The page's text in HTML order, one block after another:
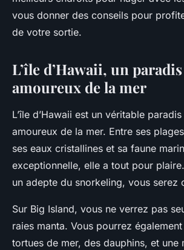
vous donner des conseils pour
de votre sortie.
L’île d’Hawaii, un
amoureux de la mer
L’île d’Hawaii est un véritable
amoureux de la mer. Entre ses
ses eaux cristallines et sa faune
exceptionnelle, elle a tout pour
un adepte du snorkeling, vous serez
Sur Big Island, vous ne verrez pas
raies manta. Vous pourrez
tortues de mer, des dauphins, et une